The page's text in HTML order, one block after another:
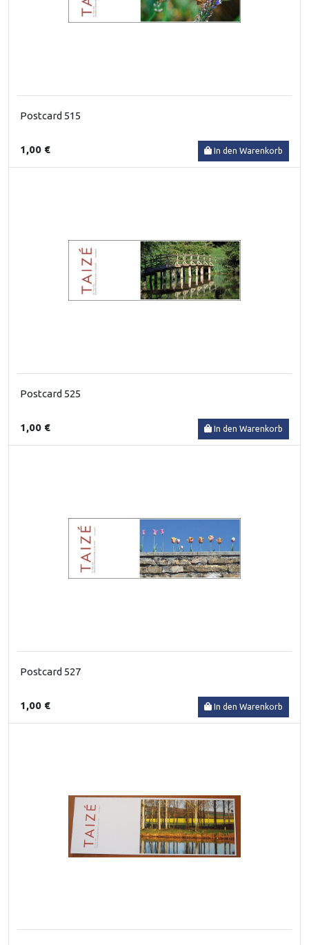
Postcard 515
1,00 € In den Warenkorb
Postcard 525
1,00 € In den Warenkorb
Postcard 527
1,00 € In den Warenkorb